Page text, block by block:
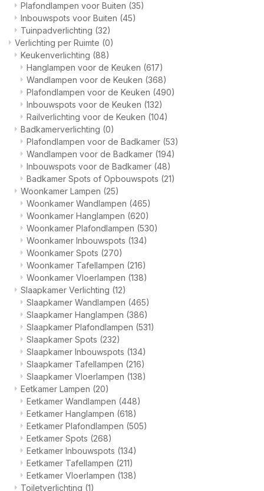
Plafondlampen voor Buiten (35)
Inbouwspots voor Buiten (45)
Tuinpadverlichting (32)
Verlichting per Ruimte (0)
Keukenverlichting (88)
Hanglampen voor de Keuken (617)
Wandlampen voor de Keuken (368)
Plafondlampen voor de Keuken (490)
Inbouwspots voor de Keuken (132)
Railverlichting voor de Keuken (104)
Badkamerverlichting (0)
Plafondlampen voor de Badkamer (53)
Wandlampen voor de Badkamer (194)
Inbouwspots voor de Badkamer (48)
Badkamer Spots of Opbouwspots (21)
Woonkamer Lampen (25)
Woonkamer Wandlampen (465)
Woonkamer Hanglampen (620)
Woonkamer Plafondlampen (530)
Woonkamer Inbouwspots (134)
Woonkamer Spots (270)
Woonkamer Tafellampen (216)
Woonkamer Vloerlampen (138)
Slaapkamer Verlichting (12)
Slaapkamer Wandlampen (465)
Slaapkamer Hanglampen (386)
Slaapkamer Plafondlampen (531)
Slaapkamer Spots (232)
Slaapkamer Inbouwspots (134)
Slaapkamer Tafellampen (216)
Slaapkamer Vloerlampen (138)
Eetkamer Lampen (20)
Eetkamer Wandlampen (448)
Eetkamer Hanglampen (618)
Eetkamer Plafondlampen (505)
Eetkamer Spots (268)
Eetkamer Inbouwspots (134)
Eetkamer Tafellampen (211)
Eetkamer Vloerlampen (138)
Toiletverlichting (1)